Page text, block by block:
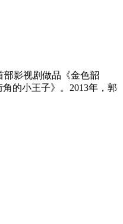
影视剧做品《金色韶
的小王子》。2013年，郭